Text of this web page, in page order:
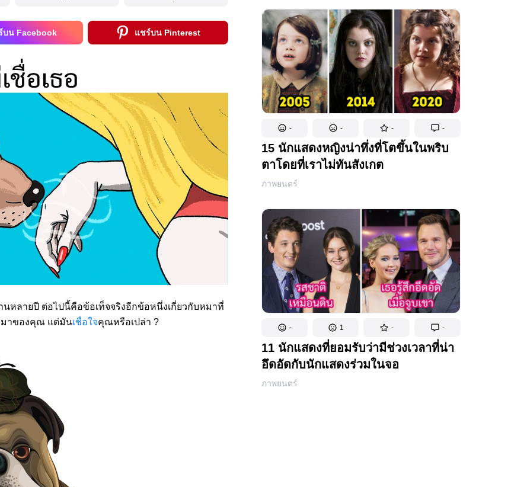
- - - -
15 นักแสดงหญิงน่าทึ่งที่โตขึ้นในพริบ
ตาโดยที่เราไม่ทันสังเกต
ภาพยนตร์
- 1 - -
11 นักแสดงที่ยอมรับว่ามีช่วงเวลาที่น่า
อึดอัดกับนักแสดงร่วมในจอ
ภาพยนตร์
บน Facebook แชร์บน Pinterest
หลายปี ต่อไปนี้คือข้อเท็จจริงอีกข้อหนึ่งเกี่ยวกับหมาที่
มาของคุณ แต่มันเชื่อใจคุณหรือเปล่า ?